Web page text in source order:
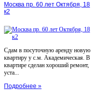
Москва пр. 60 лет Октября, 18
к2
Сдам в посуточную аренду новую
квартиру у с.м. Академическая. В
квартире сделан хороший ремонт,
уста...
Подробнее »